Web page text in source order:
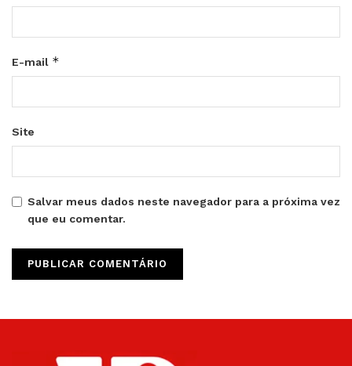
E-mail *
Site
Salvar meus dados neste navegador para a próxima vez
que eu comentar.